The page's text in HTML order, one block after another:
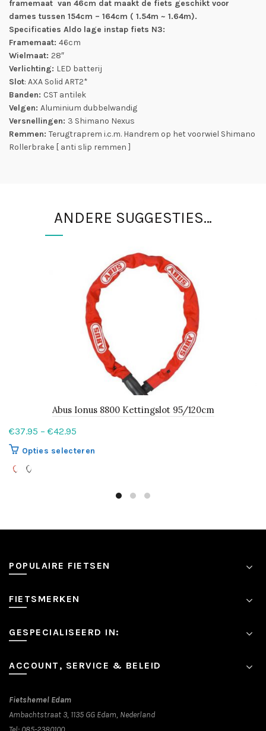
framemaat van 46cm dat maakt de fiets geschikt voor
dames tussen 154cm – 164cm ( 1.54m ~ 1.64m).
Specificaties Aldo lage instap fiets N3:
Framemaat: 46cm
Wielmaat: 28″
Verlichting: LED batterij
Slot: AXA Solid ART2*
Banden: CST antilek
Velgen: Aluminium dubbelwandig
Versnellingen: 3 Shimano Nexus
Remmen: Terugtraprem i.c.m. Handrem op het voorwiel Shimano
Rollerbrake [ anti slip remmen ]
ANDERE SUGGESTIES…
Abus Ionus 8800 Kettingslot 95/120cm
€37.95 – €42.95
Opties selecteren
optie
worden
POPULAIRE FIETSEN
FIETSMERKEN
GESPECIALISEERD IN:
ACCOUNT, SERVICE & BELEID
Fietshemel Edam
Ambachtstraat 3, 1135 GG Edam, Nederland